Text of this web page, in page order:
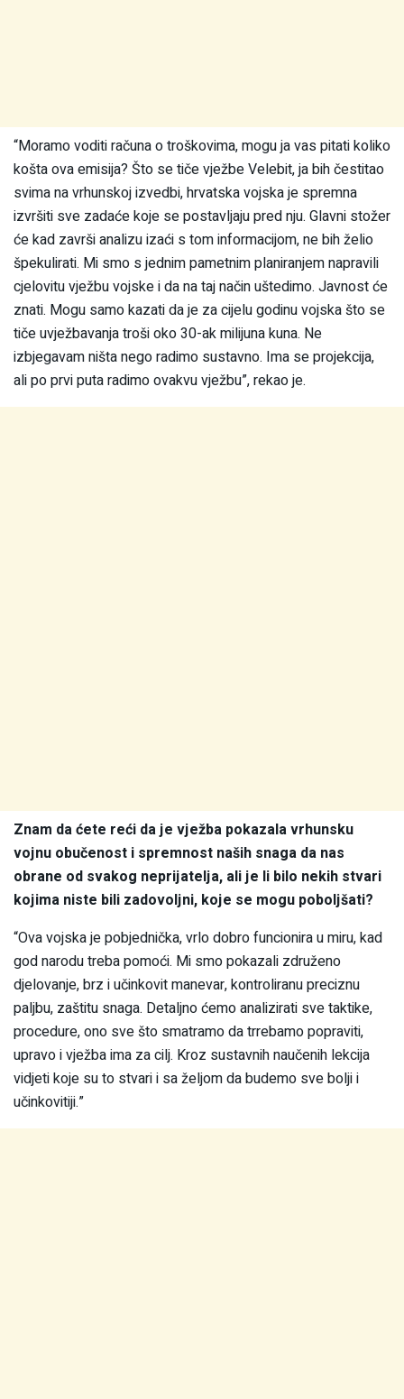
“Moramo voditi računa o troškovima, mogu ja vas pitati koliko
košta ova emisija? Što se tiče vježbe Velebit, ja bih čestitao
svima na vrhunskoj izvedbi, hrvatska vojska je spremna
izvršiti sve zadaće koje se postavljaju pred nju. Glavni stožer
će kad završi analizu izaći s tom informacijom, ne bih želio
špekulirati. Mi smo s jednim pametnim planiranjem napravili
cjelovitu vježbu vojske i da na taj način uštedimo. Javnost će
znati. Mogu samo kazati da je za cijelu godinu vojska što se
tiče uvježbavanja troši oko 30-ak milijuna kuna. Ne
izbjegavam ništa nego radimo sustavno. Ima se projekcija,
ali po prvi puta radimo ovakvu vježbu”, rekao je.
Znam da ćete reći da je vježba pokazala vrhunsku
vojnu obučenost i spremnost naših snaga da nas
obrane od svakog neprijatelja, ali je li bilo nekih stvari
kojima niste bili zadovoljni, koje se mogu poboljšati?
“Ova vojska je pobjednička, vrlo dobro funcionira u miru, kad
god narodu treba pomoći. Mi smo pokazali združeno
djelovanje, brz i učinkovit manevar, kontroliranu preciznu
paljbu, zaštitu snaga. Detaljno ćemo analizirati sve taktike,
procedure, ono sve što smatramo da trrebamo popraviti,
upravo i vježba ima za cilj. Kroz sustavnih naučenih lekcija
vidjeti koje su to stvari i sa željom da budemo sve bolji i
učinkovitiji.”